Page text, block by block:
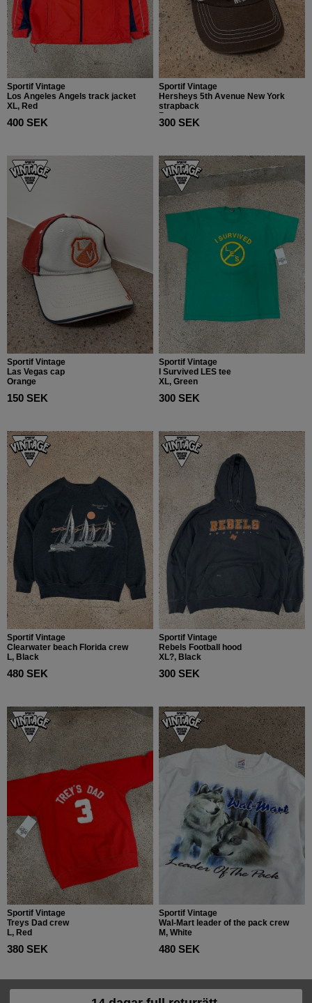
Sportif Vintage
Los Angeles Angels track jacket
XL, Red
400 SEK
Sportif Vintage
Hersheys 5th Avenue New York
strapback
Brown
300 SEK
Sportif Vintage
Las Vegas cap
Orange
150 SEK
Sportif Vintage
I Survived LES tee
XL, Green
300 SEK
Sportif Vintage
Clearwater beach Florida crew
L, Black
480 SEK
Sportif Vintage
Rebels Football hood
XL?, Black
300 SEK
Sportif Vintage
Treys Dad crew
L, Red
380 SEK
Sportif Vintage
Wal-Mart leader of the pack crew
M, White
480 SEK